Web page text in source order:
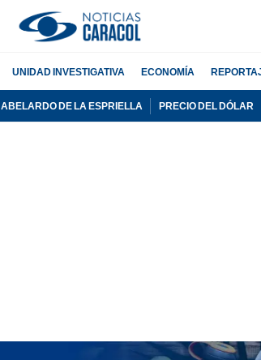
UNIDAD INVESTIGATIVA ECONOMÍA
ABELARDO DE LA ESPRIELLA PRECIO DEL DÓLAR